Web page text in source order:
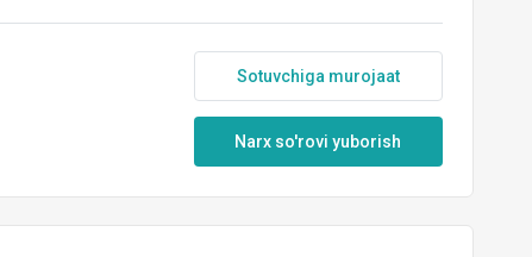
Sotuvchiga murojaat
Narx so'rovi yuborish